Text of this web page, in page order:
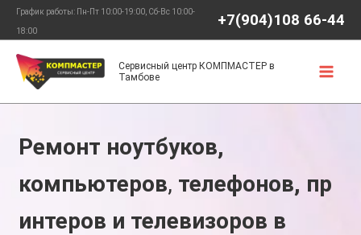
Перейти
содержимому
График работы: Пн-Пт 10:00-19:00, Сб-Вс 10:00-
18:00
+7(904)108 66-44
Сервисный центр КОМПМАСТЕР в
Тамбове
Ремонт ноутбуков,
компьютеров, телефонов, пр
интеров и телевизоров в